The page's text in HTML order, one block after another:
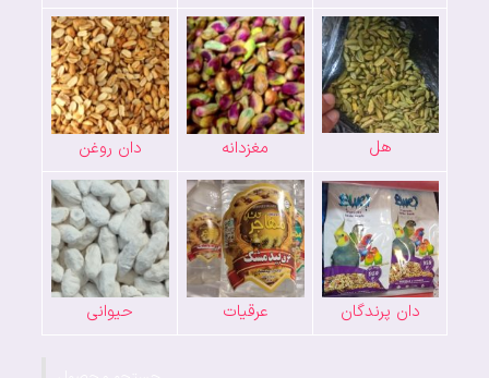
هل مغزدانه دان روغن
دان پرندگان عرقیات حیوانی